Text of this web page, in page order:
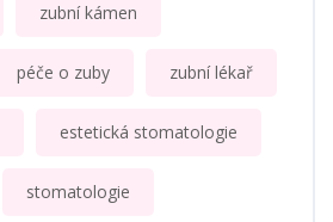
zubní kámen
péče o zuby zubní lékař
estetická stomatologie
stomatologie